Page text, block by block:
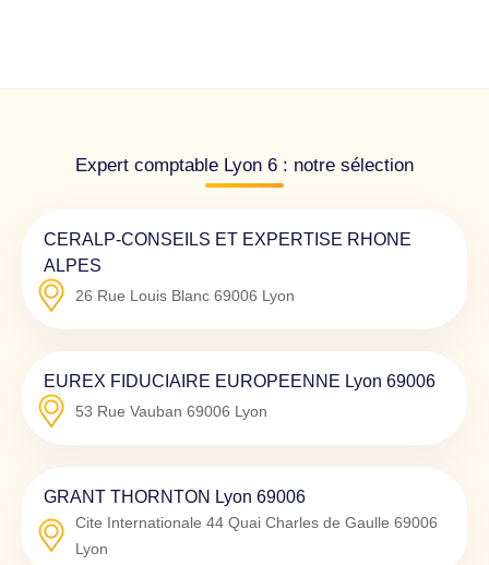
Expert comptable Lyon 6 : notre sélection
CERALP-CONSEILS ET EXPERTISE RHONE
ALPES
26 Rue Louis Blanc 69006 Lyon
EUREX FIDUCIAIRE EUROPEENNE Lyon 69006
53 Rue Vauban 69006 Lyon
GRANT THORNTON Lyon 69006
Cite Internationale 44 Quai Charles de Gaulle 69006
Lyon